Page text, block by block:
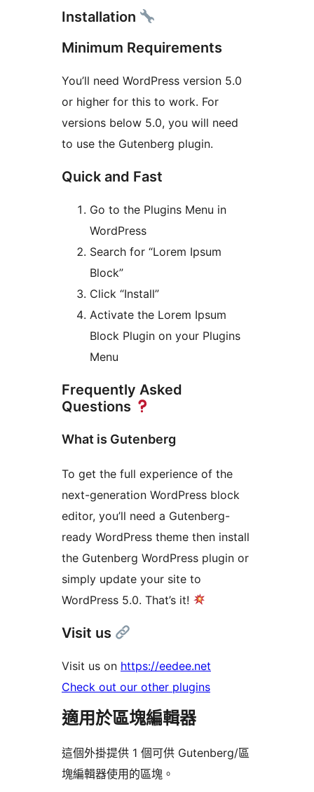
Installation
Minimum Requirements
You’ll need WordPress version 5.0
or higher for this to work. For
versions below 5.0, you will need
to use the Gutenberg plugin.
Quick and Fast
Go to the Plugins Menu in
WordPress
Search for “Lorem Ipsum
Block”
Click “Install”
Activate the Lorem Ipsum
Block Plugin on your Plugins
Menu
Frequently Asked
Questions
What is Gutenberg
To get the full experience of the
next-generation WordPress block
editor, you’ll need a Gutenberg-
ready WordPress theme then install
the Gutenberg WordPress plugin or
simply update your site to
WordPress 5.0. That’s it!
Visit us
Visit us on https://eedee.net
Check out our other plugins
適用於區塊編輯器
這個外掛提供 1 個可供 Gutenberg/區
塊編輯器使用的區塊。